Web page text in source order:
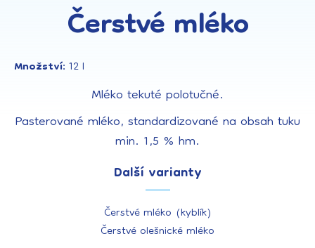
Čerstvé mléko
Množství:12 l
Mléko tekuté polotučné.
Pasterované mléko, standardizované na obsah tuku
min. 1,5 % hm.
Další varianty
Čerstvé mléko (kyblík)
Čerstvé olešnické mléko